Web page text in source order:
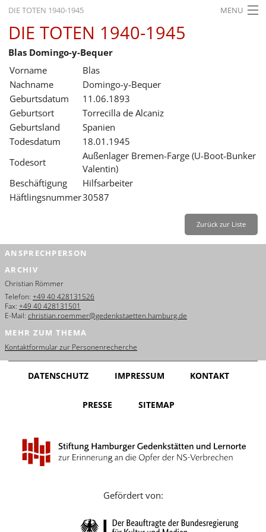
DIE TOTEN 1940-1945 MENU
STARTSEITE
AKTUELLES
AUSSTELLUNGEN
GESCHICHTE
BILDUNG
SERVICE
Deutsch Zurück
Deutsch
Français
Dansk
Español
Italiano
Português
Yкраїнський
Русский
Gebärdensprache
DIE TOTEN 1940-1945
Blas Domingo-y-Bequer
Vorname
Blas
Nachname
Domingo-y-Bequer
Geburtsdatum
11.06.1893
Geburtsort
Torrecilla de Alcaniz
Geburtsland
Spanien
Todesdatum
18.01.1945
Todesort
Außenlager Bremen-Farge (U-Boot-Bunker
Valentin)
Beschäftigung
Hilfsarbeiter
Häftlingsnummer30587
Zurück zur Liste
ANSPRECHPERSON
ARCHIV
Christian Römmer
Telefon: +49 40 428131526
Fax: +49 40 428131501
E-Mail: christian.roemmer@gedenkstaetten.hamburg.de
MEHR ZUM THEMA
Kontaktformular zur Personenrecherche
DATENSCHUTZ IMPRESSUM KONTAKT
PRESSE SITEMAP
Gefördert von: